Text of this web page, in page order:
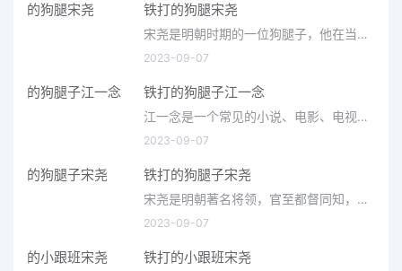
铁打的狗腿宋尧
宋尧是明朝时期的一位狗腿子，他在当时是以铁打的狗腿而著称。所谓狗腿子，是指为官府或者豪门办事的手下人。宋
2023-09-07
铁打的狗腿子江一念
江一念是一个常见的小说、电影、电视剧等作品中的角色，通常是一个为了权力和金钱而不择手段的狗腿子。这种类
2023-09-07
铁打的狗腿子宋尧
宋尧是明朝著名将领，官至都督同知，曾参与过各种叛乱和民变。他的部下被称为“狗腿子”，指的是忠诚而勇敢的士。
2023-09-07
铁打的小跟班宋尧